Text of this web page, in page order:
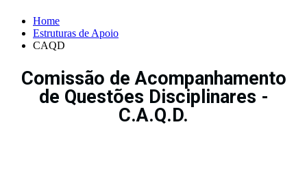
Home
Estruturas de Apoio
CAQD
Comissão de Acompanhamento
de Questões Disciplinares -
C.A.Q.D.